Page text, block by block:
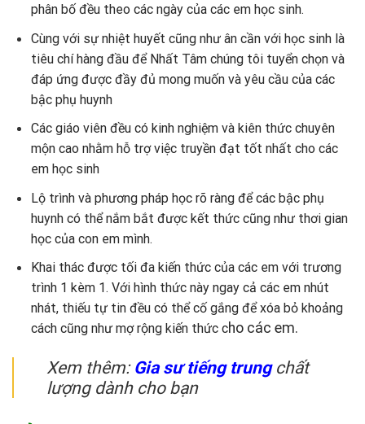
phân bố đều theo các ngày của các em học sinh.
Cùng với sự nhiệt huyết cũng như ân cần với học sinh là
tiêu chí hàng đầu để Nhất Tâm chúng tôi tuyển chọn và
đáp ứng được đầy đủ mong muốn và yêu cầu của các
bậc phụ huynh
Các giáo viên đều có kinh nghiệm và kiên thức chuyên
mộn cao nhằm hỗ trợ việc truyền đạt tốt nhất cho các
em học sinh
Lộ trình và phương pháp học rõ ràng để các bậc phụ
huynh có thể nắm bắt được kết thức cũng như thơi gian
học của con em mình.
Khai thác được tối đa kiến thức của các em với trương
trình 1 kèm 1. Với hình thức này ngay cả các em nhút
nhát, thiếu tự tin đều có thể cố gắng để xóa bỏ khoảng
cách cũng như mợ rộng kiến thức cho các em.
Xem thêm: Gia sư tiếng trungchất
lượng dành cho bạn